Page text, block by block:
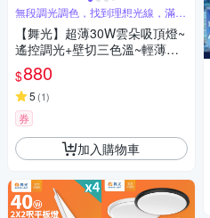
無段調光調色，找到理想光線，滿足
不同需求
【舞光】超薄30W雲朵吸頂燈~
遙控調光+壁切三色溫~輕薄零
死角LED(吸頂燈 超薄 房間燈
臥室燈)
$880
5 (1)
券
加入購物車